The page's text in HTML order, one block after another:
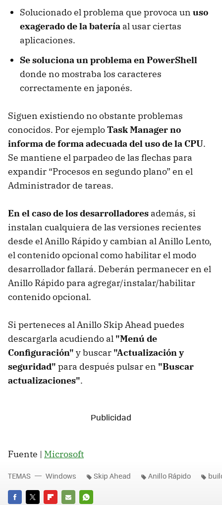
Solucionado el problema que provoca un uso
exagerado de la batería al usar ciertas
aplicaciones.
Se soluciona un problema en PowerShell
donde no mostraba los caracteres
correctamente en japonés.
Siguen existiendo no obstante problemas
conocidos. Por ejemploTask Manager no
informa de forma adecuada del uso de la CPU.
Se mantiene el parpadeo de las flechas para
expandir “Procesos en segundo plano” en el
Administrador de tareas.
En el caso de los desarrolladores además, si
instalan cualquiera de las versiones recientes
desde el Anillo Rápido y cambian al Anillo Lento,
el contenido opcional como habilitar el modo
desarrollador fallará. Deberán permanecer en el
Anillo Rápido para agregar/instalar/habilitar
contenido opcional.
Si perteneces al Anillo Skip Ahead puedes
descargarla acudiendo al "Menú de
Configuración" y buscar "Actualización y
seguridad" para después pulsar en "Buscar
actualizaciones".
Fuente | Microsoft
TEMAS Windows Skip Ahead Anillo Rápido